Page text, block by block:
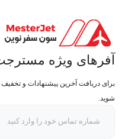
آفرهای ویژه
برای دریافت آخرین پیشنهادات و
شوید.